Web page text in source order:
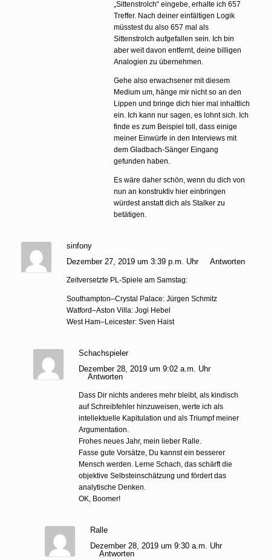
„Sittenstrolch“ eingebe, erhalte ich 657
Treffer. Nach deiner einfältigen Logik
müsstest du also 657 mal als
Sittenstrolch aufgefallen sein. Ich bin
aber weit davon entfernt, deine billigen
Analogien zu übernehmen.
Gehe also erwachsener mit diesem
Medium um, hänge mir nicht so an den
Lippen und bringe dich hier mal inhaltlich
ein. Ich kann nur sagen, es lohnt sich. Ich
finde es zum Beispiel toll, dass einige
meiner Einwürfe in den Interviews mit
dem Gladbach-Sänger Eingang
gefunden haben.
Es wäre daher schön, wenn du dich von
nun an konstruktiv hier einbringen
würdest anstatt dich als Stalker zu
betätigen.
sinfony
Dezember 27, 2019 um 3:39 p.m. Uhr
Antworten
Zeitversetzte PL-Spiele am Samstag:
Southampton–Crystal Palace: Jürgen Schmitz
Watford–Aston Villa: Jogi Hebel
West Ham–Leicester: Sven Haist
Schachspieler
Dezember 28, 2019 um 9:02 a.m. Uhr
Antworten
Dass Dir nichts anderes mehr bleibt, als kindisch
auf Schreibfehler hinzuweisen, werte ich als
intellektuelle Kapitulation und als Triumpf meiner
Argumentation.
Frohes neues Jahr, mein lieber Ralle.
Fasse gute Vorsätze, Du kannst ein besserer
Mensch werden. Lerne Schach, das schärft die
objektive Selbsteinschätzung und fördert das
analytische Denken.
OK, Boomer!
Ralle
Dezember 28, 2019 um 9:30 a.m. Uhr
Antworten